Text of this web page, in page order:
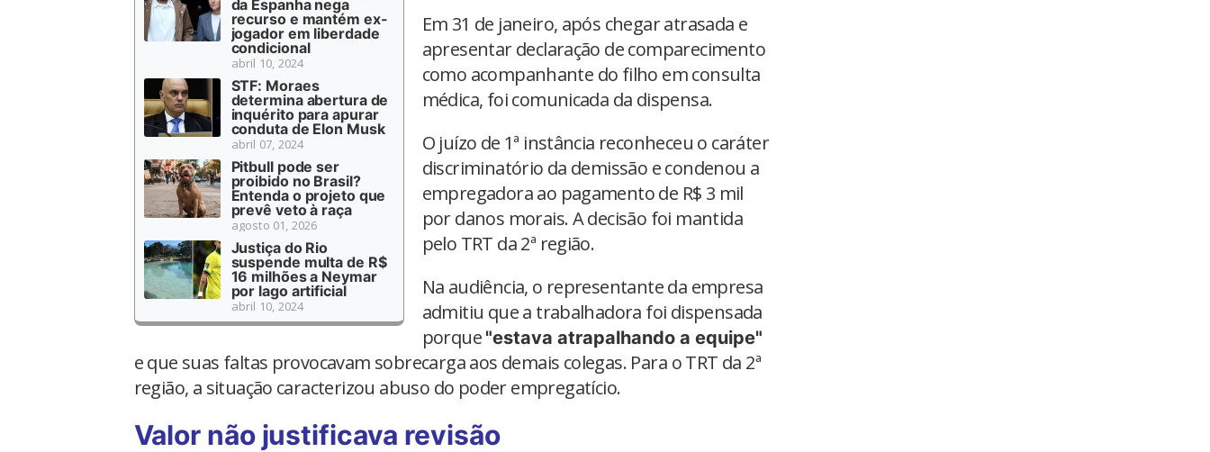
da Espanha nega
recurso e mantém ex-
jogador em liberdade
condicional
abril 10, 2024
STF: Moraes
determina abertura de
inquérito para apurar
conduta de Elon Musk
abril 07, 2024
Pitbull pode ser
proibido no Brasil?
Entenda o projeto que
prevê veto à raça
agosto 01, 2026
Justiça do Rio
suspende multa de R$
16 milhões a Neymar
por lago artificial
abril 10, 2024
Em 31 de janeiro, após chegar atrasada e
apresentar declaração de comparecimento
como acompanhante do filho em consulta
médica, foi comunicada da dispensa.
O juízo de 1ª instância reconheceu o caráter
discriminatório da demissão e condenou a
empregadora ao pagamento de R$ 3 mil
por danos morais. A decisão foi mantida
pelo TRT da 2ª região.
Na audiência, o representante da empresa
admitiu que a trabalhadora foi dispensada
porque "estava atrapalhando a equipe"
e que suas faltas provocavam sobrecarga aos demais colegas. Para o TRT da 2ª
região, a situação caracterizou abuso do poder empregatício.
Valor não justificava revisão